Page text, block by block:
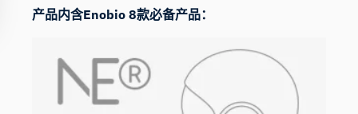
产品内含Enobio 8款必备产品：